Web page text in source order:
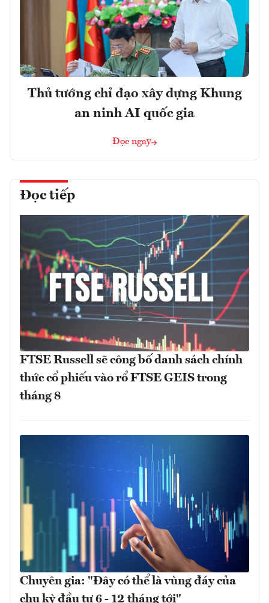
Thủ tướng chỉ đạo xây dựng Khung
an ninh AI quốc gia
Đọc ngay
Đọc tiếp
FTSE Russell sẽ công bố danh sách chính
thức cổ phiếu vào rổ FTSE GEIS trong
tháng 8
Chuyên gia: "Đây có thể là vùng đáy của
chu kỳ đầu tư 6 - 12 tháng tới"